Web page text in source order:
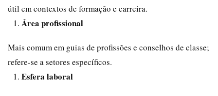
útil em contextos de formação e carreira.
Área profissional
Mais comum em guias de profissões e conselhos de classe;
refere-se a setores específicos.
Esfera laboral